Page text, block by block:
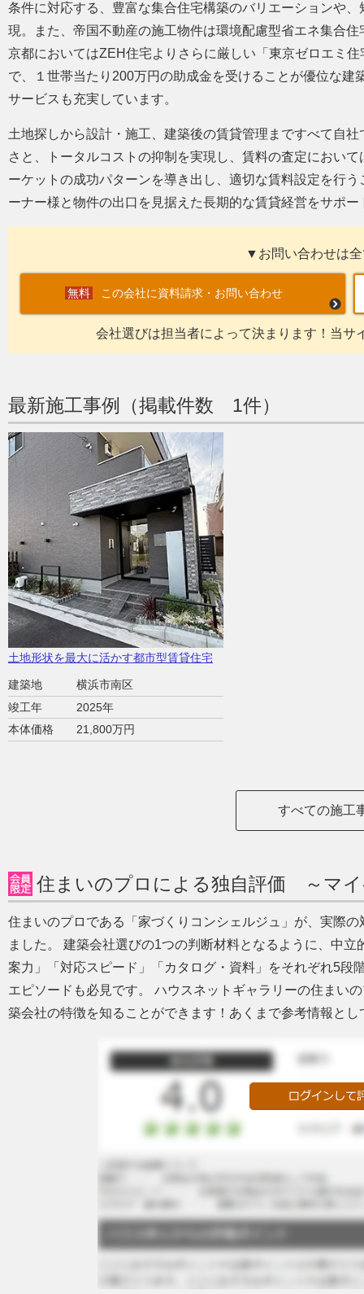
条件に対応する、豊富な集合住宅構築のバリエーションや
現。また、帝国不動産の施工物件は環境配慮型省エネ集合
京都においてはZEH住宅よりさらに厳しい「東京ゼロエミ
で、１世帯当たり200万円の助成金を受けることが優位な
サービスも充実しています。
土地探しから設計・施工、建築後の賃貸管理まですべて自
さと、トータルコストの抑制を実現し、賃料の査定におい
ーケットの成功パターンを導き出し、適切な賃料設定を行
ーナー様と物件の出口を見据えた長期的な賃貸経営をサポー
▼お問い合わせは
この会社に資料請求・お問い合わせ
会社選びは担当者によって決まります！当サ
最新施工事例（掲載件数 1件）
土地形状を最大に活かす都市型賃貸住宅
建築地
横浜市南区
竣工年
2025年
本体価格
21,800万円
すべての施工
住まいのプロによる独自評価 ～マイ
住まいのプロである「家づくりコンシェルジュ」が、実際
ました。 建築会社選びの1つの判断材料となるように、中
案力」「対応スピード」「カタログ・資料」をそれぞれ5段
エピソードも必見です。 ハウスネットギャラリーの住まい
築会社の特徴を知ることができます！あくまで参考情報と